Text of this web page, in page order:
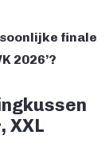
finale
2026’?
XXL